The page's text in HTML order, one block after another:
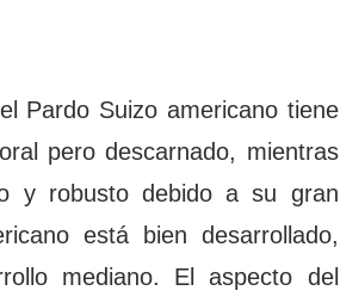
Pardo Suizo americano tiene
pero descarnado, mientras
y robusto debido a su gran
está bien desarrollado,
mediano. El aspecto del